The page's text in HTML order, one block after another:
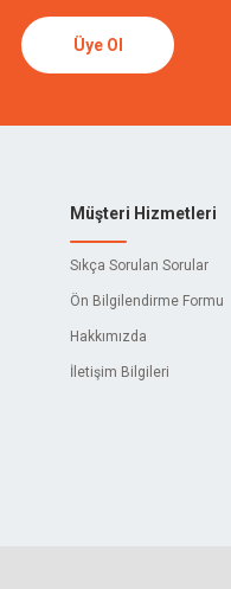
Üye Ol
Müşteri Hizmetleri
Sıkça Sorulan Sorular
Ön Bilgilendirme Formu
Hakkımızda
İletişim Bilgileri